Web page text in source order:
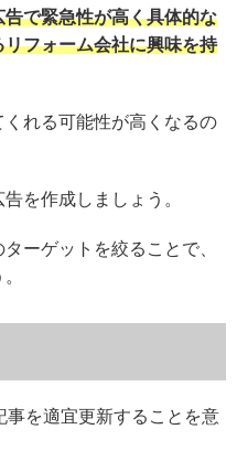
で緊急性が高く具体的な
フォーム会社に興味を持
れる可能性が高くなるの
を作成しましょう。
ーゲットを絞ることで、
事を適宜更新することを意